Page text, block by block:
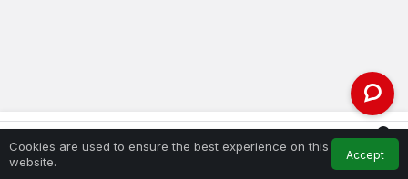
Comments are closed.
Cookies are used to ensure the best experience on this
website.
Accept
Home Notifications